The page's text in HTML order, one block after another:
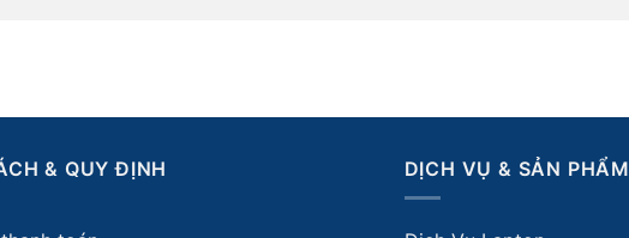
& QUY ĐỊNH DỊCH VỤ & SẢN PHẨM